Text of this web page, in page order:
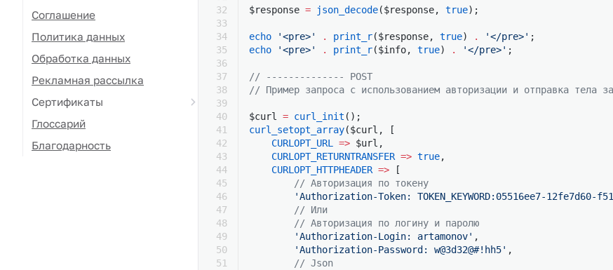
Соглашение
Политика данных
Обработка данных
Рекламная рассылка
Сертификаты
Глоссарий
Благодарность
$response = json_decode($response, true);
echo '<pre>' . print_r($response, true) . '</pre>' ;
echo '<pre>' . print_r($info, true) . '</pre>' ;
// -------------- POST
// Пример запроса с использованием авторизации и отправка тела
$curl = curl_init ();
curl_setopt_array($curl, [
    CURLOPT_URL
=> $url,
    CURLOPT_RETURNTRANSFER
=> true,
    CURLOPT_HTTPHEADER
=> [
        // Авторизация по токену
'Authorization-Token: TOKEN_KEYWORD:05516ee7-12fe7d60-
        // Или
        // Авторизация по логину и паролю
        'Authorization-Login: artamonov'
,
        'Authorization-Password: w@3d32@#!hh5'
,
        // Json